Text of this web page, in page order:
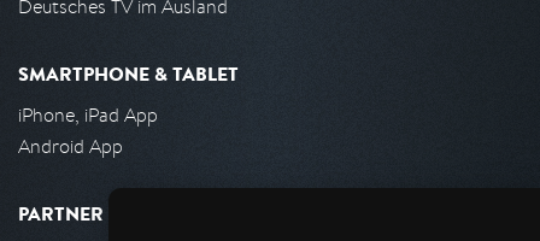
Deutsches TV im Ausland
SMARTPHONE & TABLET
iPhone, iPad App
Android App
PARTNER